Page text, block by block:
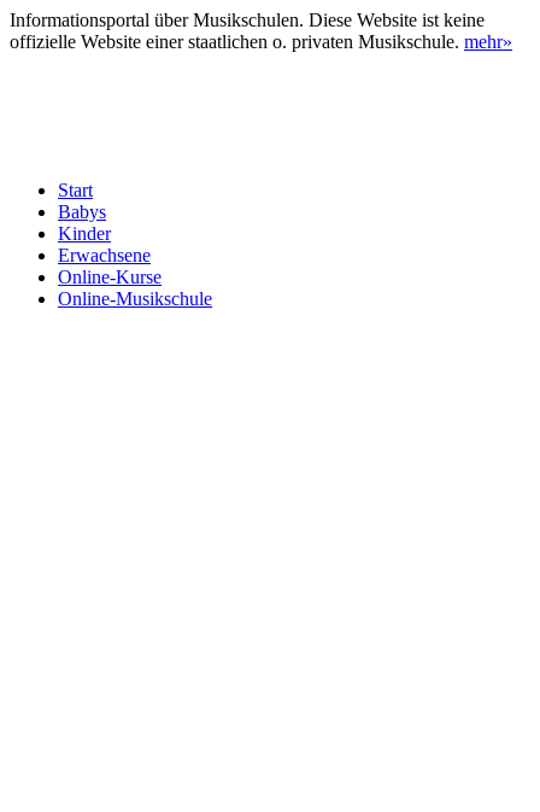
Informationsportal über Musikschulen. Diese Website ist keine
offizielle Website einer staatlichen o. privaten Musikschule. mehr»
Start
Babys
Kinder
Erwachsene
Online-Kurse
Online-Musikschule